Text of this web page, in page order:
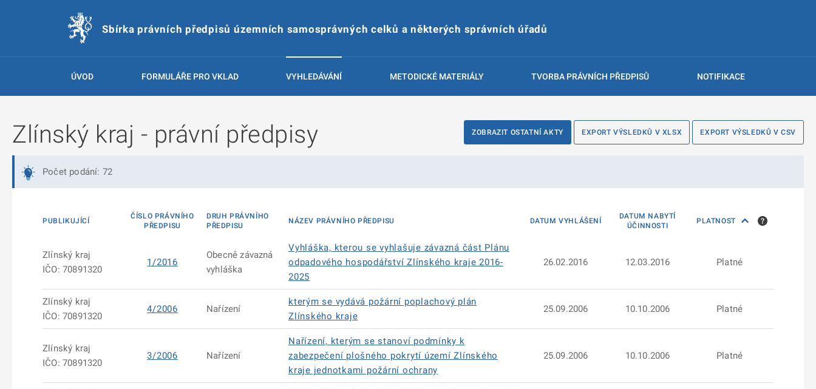
Sbírka právních předpisů územních samosprávných celků a některých správních úřadů
ÚVOD FORMULÁŘE PRO VKLAD VYHLEDÁVÁNÍ METODICKÉ MATERIÁLY TVORBA PRÁVNÍCH PŘEDPISŮ NOTIFIKACE
ZOBRAZIT OSTATNÍ AKTY EXPORT VÝSLEDKŮ V XLSX EXPORT VÝSLEDKŮ V CSV
Zlínský kraj - právní předpisy
Počet podání: 72
PUBLIKUJÍCÍ
ČÍSLO PRÁVNÍHO
PŘEDPISU
DRUH PRÁVNÍHO
PŘEDPISU
NÁZEV PRÁVNÍHO PŘEDPISU DATUM VYHLÁŠENÍ
DATUM NABYTÍ
ÚČINNOSTI
PLATNOST
Zlínský kraj
IČO: 70891320
1/2016
Obecně závazná
vyhláška
Vyhláška, kterou se vyhlašuje závazná část Plánu
odpadového hospodářství Zlínského kraje 2016-
2025
26.02.2016 12.03.2016 Platné
Zlínský kraj
IČO: 70891320
4/2006 Nařízení
kterým se vydává požární poplachový plán
Zlínského kraje
25.09.2006 10.10.2006 Platné
Zlínský kraj
IČO: 70891320
3/2006 Nařízení
Nařízení, kterým se stanoví podmínky k
zabezpečení plošného pokrytí území Zlínského
kraje jednotkami požární ochrany
25.09.2006 10.10.2006 Platné